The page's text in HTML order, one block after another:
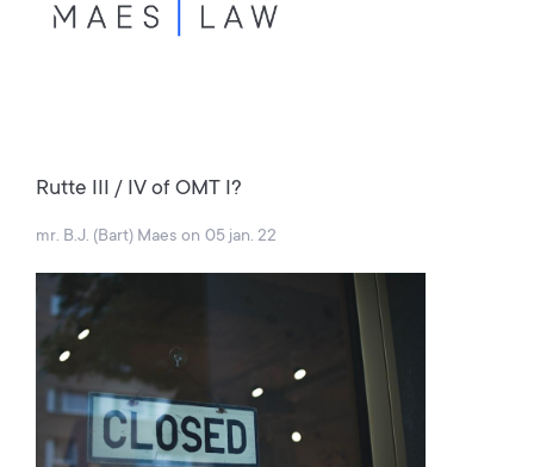
Rutte III / IV of OMT I?
mr. B.J. (Bart) Maes on 05 jan. 22